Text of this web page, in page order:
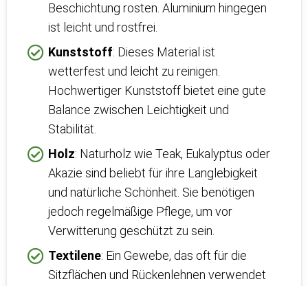
Beschichtung rosten. Aluminium hingegen
ist leicht und rostfrei.
Kunststoff: Dieses Material ist
wetterfest und leicht zu reinigen.
Hochwertiger Kunststoff bietet eine gute
Balance zwischen Leichtigkeit und
Stabilität.
Holz: Naturholz wie Teak, Eukalyptus oder
Akazie sind beliebt für ihre Langlebigkeit
und natürliche Schönheit. Sie benötigen
jedoch regelmäßige Pflege, um vor
Verwitterung geschützt zu sein.
Textilene: Ein Gewebe, das oft für die
Sitzflächen und Rückenlehnen verwendet